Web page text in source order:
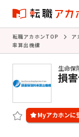
転職アカホンTOP ア
率算出機構
生命保
損